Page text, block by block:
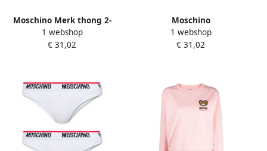
Moschino Merk thong 2-
pack White Dames
1 webshop
€ 31,02
Moschino
Merkonderbroeken 2-pack
White Dames
1 webshop
€ 31,02